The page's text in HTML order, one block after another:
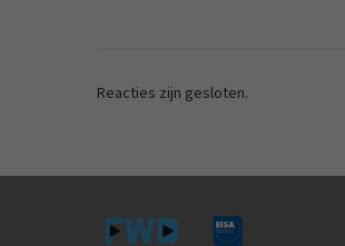
Reacties zijn gesloten.